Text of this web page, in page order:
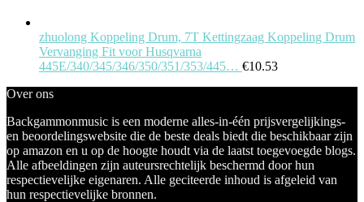
zhuolong Koppeling Drum, 7T Kettingzaag Koppeling Drum
Vervanging Fit voor Husqvarna
445E/340/345/346/350/351/353/445… €10.53
Over ons
Backgammonmusic is een moderne alles-in-één prijsvergelijkings-
en beoordelingswebsite die de beste deals biedt die beschikbaar zijn
op amazon en u op de hoogte houdt via de laatst toegevoegde blogs.
Alle afbeeldingen zijn auteursrechtelijk beschermd door hun
respectievelijke eigenaren. Alle geciteerde inhoud is afgeleid van
hun respectievelijke bronnen.